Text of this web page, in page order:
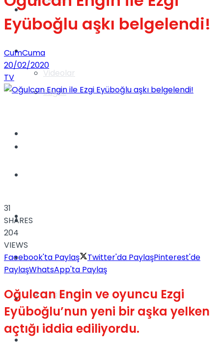
Videolar
Yaşam
Sağlık
Gündem
Yaşam
Sağlık
Dünya
Türkiye
Müzik
Sinema
Eyüboğlu aşkı belgelendi!
CumCuma
20/02/2020
TV
31
SHARES
204
VIEWS
Facebook'ta Paylaş
Twitter'da PaylaşPinterest'de
PaylaşWhatsApp'ta Paylaş
Oğulcan Engin ve oyuncu Ezgi
Eyüboğlu’nun yeni bir aşka yelken
açtığı iddia ediliyordu.